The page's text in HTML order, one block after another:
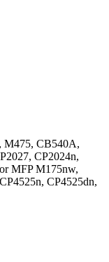
M475, CB540A,
CP2024n,
MFP M175nw,
CP4525dn,